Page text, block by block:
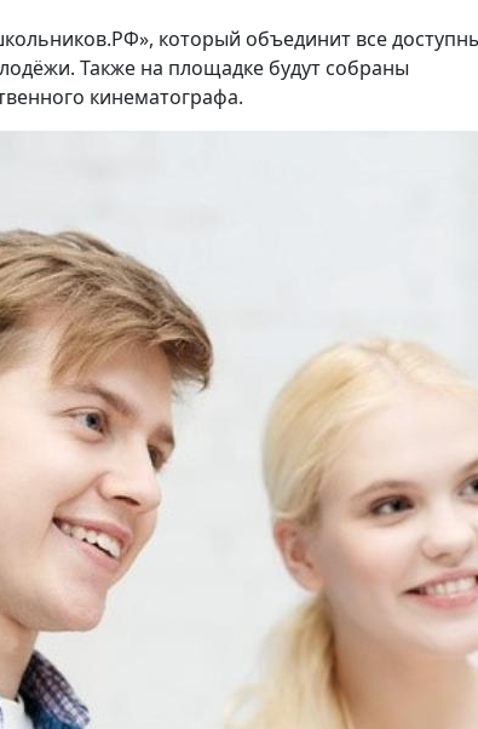
который объединит все
Также на площадке будут собраны
кинематографа.